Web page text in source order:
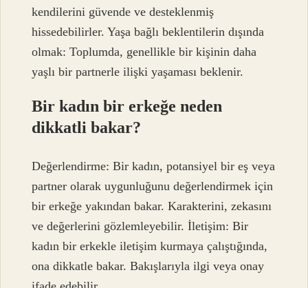
kendilerini güvende ve desteklenmiş
hissedebilirler. Yaşa bağlı beklentilerin dışında
olmak: Toplumda, genellikle bir kişinin daha
yaşlı bir partnerle ilişki yaşaması beklenir.
Bir kadın bir erkeğe neden
dikkatli bakar?
Değerlendirme: Bir kadın, potansiyel bir eş veya
partner olarak uygunluğunu değerlendirmek için
bir erkeğe yakından bakar. Karakterini, zekasını
ve değerlerini gözlemleyebilir. İletişim: Bir
kadın bir erkekle iletişim kurmaya çalıştığında,
ona dikkatle bakar. Bakışlarıyla ilgi veya onay